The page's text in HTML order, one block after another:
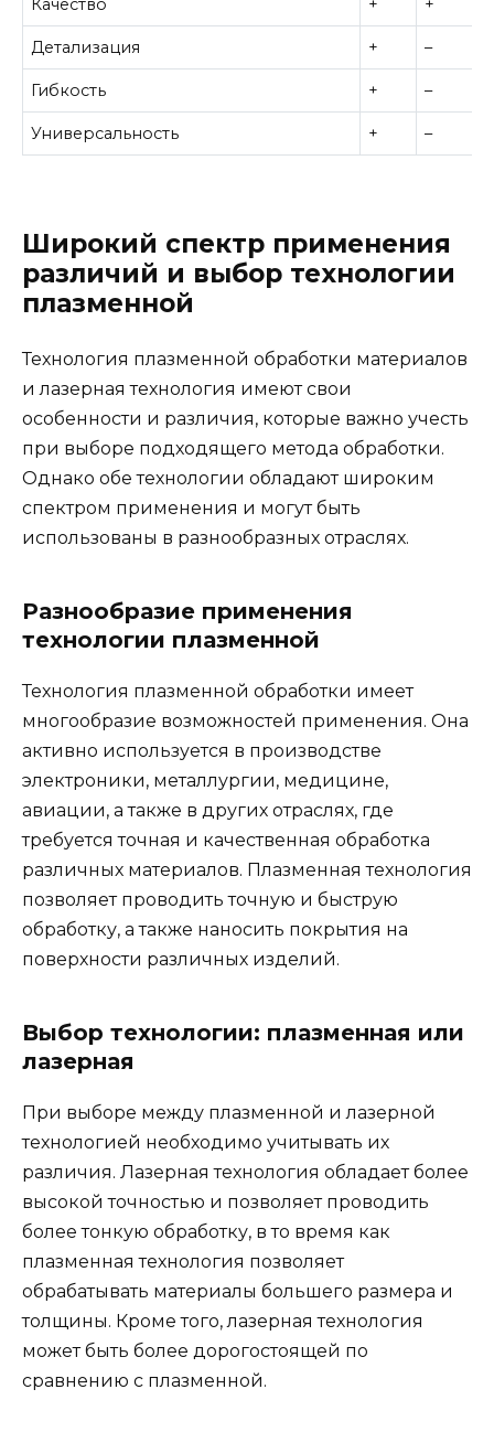
Качество + +
Детализация + –
Гибкость + –
Универсальность + –
Широкий спектр применения
различий и выбор технологии
плазменной
Технология плазменной обработки материалов
и лазерная технология имеют свои
особенности и различия, которые важно учесть
при выборе подходящего метода обработки.
Однако обе технологии обладают широким
спектром применения и могут быть
использованы в разнообразных отраслях.
Разнообразие применения
технологии плазменной
Технология плазменной обработки имеет
многообразие возможностей применения. Она
активно используется в производстве
электроники, металлургии, медицине,
авиации, а также в других отраслях, где
требуется точная и качественная обработка
различных материалов. Плазменная технология
позволяет проводить точную и быструю
обработку, а также наносить покрытия на
поверхности различных изделий.
Выбор технологии: плазменная или
лазерная
При выборе между плазменной и лазерной
технологией необходимо учитывать их
различия. Лазерная технология обладает более
высокой точностью и позволяет проводить
более тонкую обработку, в то время как
плазменная технология позволяет
обрабатывать материалы большего размера и
толщины. Кроме того, лазерная технология
может быть более дорогостоящей по
сравнению с плазменной.